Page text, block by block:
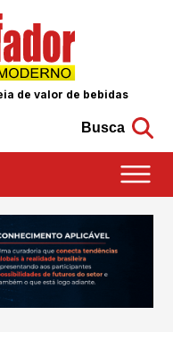
de valor de bebidas
Busca